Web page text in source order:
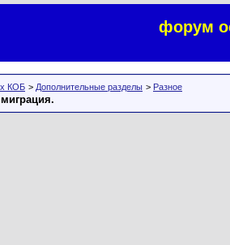
форум
КОБ > Дополнительные разделы > Разное